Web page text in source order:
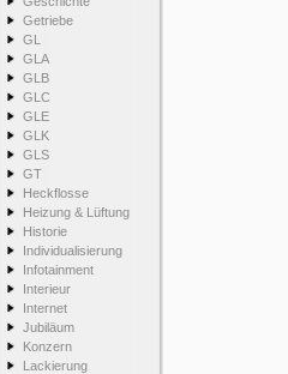
Getriebe
GL
GLA
GLB
GLC
GLE
GLK
GLS
GT
Heckflosse
Heizung & Lüftung
Historie
Individualisierung
Infotainment
Interieur
Internet
Jubiläum
Konzern
Lackierung